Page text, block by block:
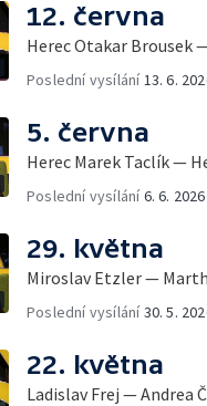
12. června
Herec Otakar Brousek
Poslední vysílání13. 6.
5. června
Herec Marek Taclík —
Poslední vysílání6. 6. 2026
29. května
Miroslav Etzler —
Poslední vysílání30. 5.
22. května
Ladislav Frej — Andrea